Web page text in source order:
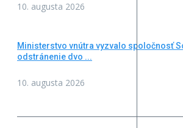
10. augusta 2026
Ministerstvo vnútra vyzvalo spoločnosť
odstránenie dvo ...
10. augusta 2026